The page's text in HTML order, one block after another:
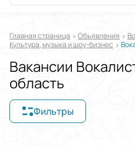
Главная страница Oбъявления
Культура, музыка и шоу-бизнес
Вакансии
область
Фильтры